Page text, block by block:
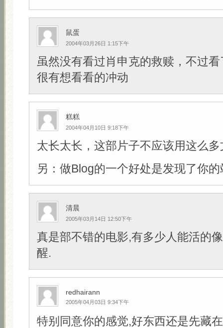
鼠蛋
2004年03月26日 1:15下午
虽然没有看过肖申克的救赎，不过
很有想看看的冲动
糕糕
2004年04月10日 9:18下午
太长太长，这部片子不应该用这么
另：做Blog的一个好处是发现了你的
清晨
2005年03月14日 12:50下午
真是部不错的电影,有多少人能活的
醒.
redhairann
2005年04月03日 9:34下午
特别同意你的感觉,好东西还是先藏